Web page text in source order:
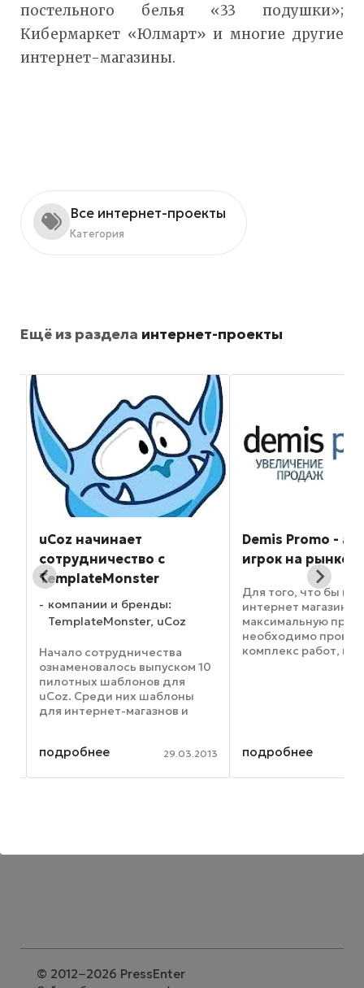
постельного белья «33 подушки»;
Кибермаркет «Юлмарт» и многие другие
интернет-магазины.
Все интернет-проекты
Категория
Ещё из раздела интернет-проекты
uCoz начинает
сотрудничество с
TemplateMonster
компании и бренды:
TemplateMonster, uCoz
Начало сотрудничества
ознаменовалось выпуском 10
пилотных шаблонов для
uCoz. Среди них шаблоны
для интернет-магазнов и
расширение ассортимента
подробнее 29.03.2013
Demis Promo -
игрок на рынке
Для того, что бы
интернет магазин
максимальную
необходимо
комплекс работ,
подробнее
© 2012−2026 PressEnter